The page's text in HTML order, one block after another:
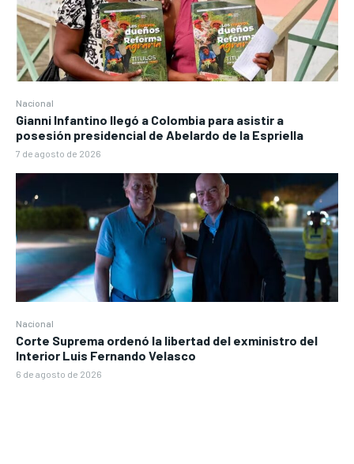
Nacional
Gianni Infantino llegó a Colombia para asistir a
posesión presidencial de Abelardo de la Espriella
7 de agosto de 2026
Nacional
Corte Suprema ordenó la libertad del exministro del
Interior Luis Fernando Velasco
6 de agosto de 2026